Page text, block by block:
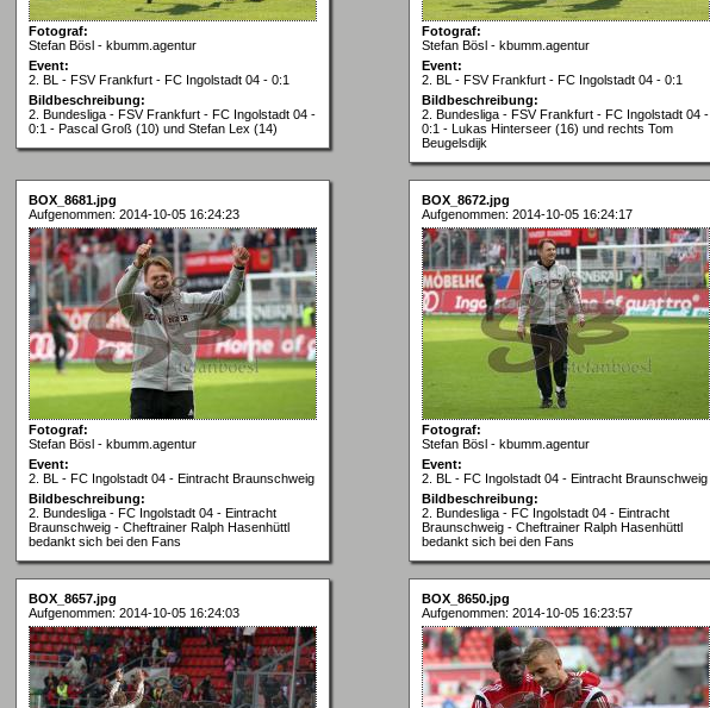
Fotograf:
Stefan Bösl - kbumm.agentur
Event:
2. BL - FSV Frankfurt - FC Ingolstadt 04 - 0:1
Bildbeschreibung:
2. Bundesliga - FSV Frankfurt - FC Ingolstadt 04 -
0:1 - Pascal Groß (10) und Stefan Lex (14)
Fotograf:
Stefan Bösl - kbumm.agentur
Event:
2. BL - FSV Frankfurt - FC Ingolstadt 04 - 0:1
Bildbeschreibung:
2. Bundesliga - FSV Frankfurt - FC Ingolstadt 04 -
0:1 - Lukas Hinterseer (16) und rechts Tom
Beugelsdijk
BOX_8681.jpg
Aufgenommen: 2014-10-05 16:24:23
Fotograf:
Stefan Bösl - kbumm.agentur
Event:
2. BL - FC Ingolstadt 04 - Eintracht Braunschweig
Bildbeschreibung:
2. Bundesliga - FC Ingolstadt 04 - Eintracht
Braunschweig - Cheftrainer Ralph Hasenhüttl
bedankt sich bei den Fans
BOX_8672.jpg
Aufgenommen: 2014-10-05 16:24:17
Fotograf:
Stefan Bösl - kbumm.agentur
Event:
2. BL - FC Ingolstadt 04 - Eintracht Braunschweig
Bildbeschreibung:
2. Bundesliga - FC Ingolstadt 04 - Eintracht
Braunschweig - Cheftrainer Ralph Hasenhüttl
bedankt sich bei den Fans
BOX_8657.jpg
Aufgenommen: 2014-10-05 16:24:03
BOX_8650.jpg
Aufgenommen: 2014-10-05 16:23:57